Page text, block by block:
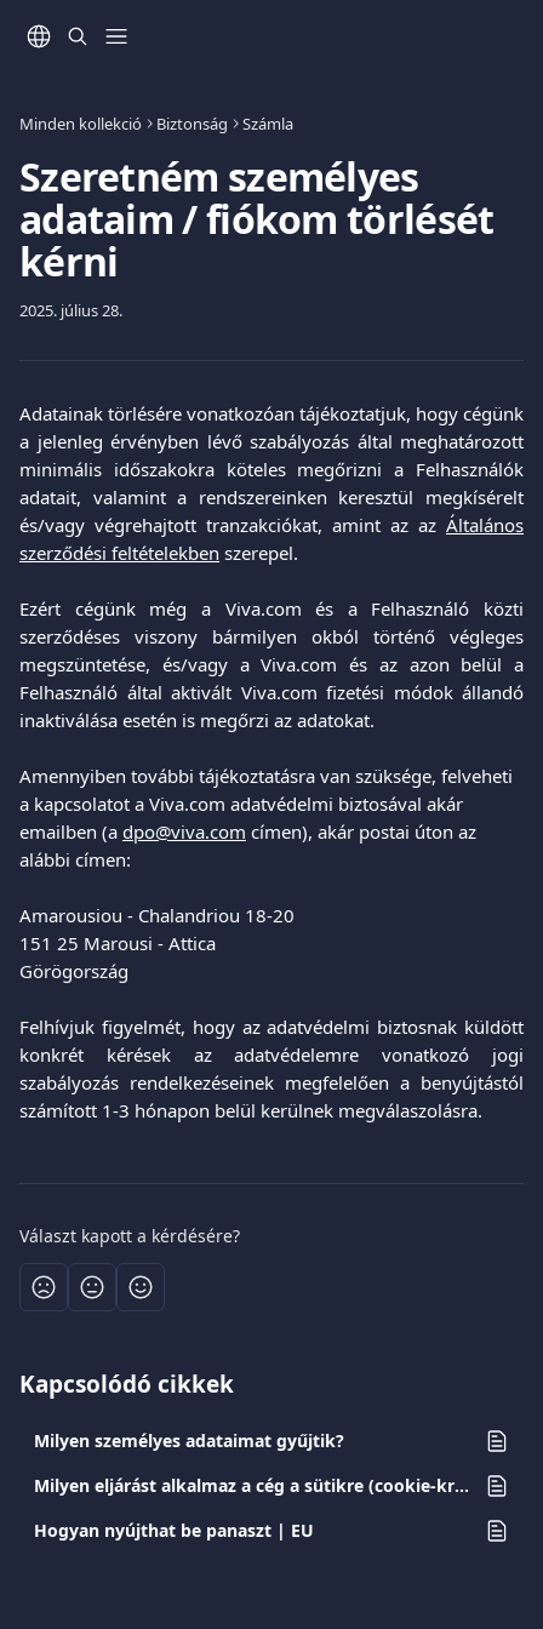
Minden kollekció Biztonság Számla
Szeretném személyes
adataim / fiókom törlését
kérni
2025. július 28.
Adatainak törlésére vonatkozóan tájékoztatjuk, hogy cégünk
a jelenleg érvényben lévő szabályozás által meghatározott
minimális időszakokra köteles megőrizni a Felhasználók
adatait, valamint a rendszereinken keresztül megkísérelt
és/vagy végrehajtott tranzakciókat, amint az az Általános
szerződési feltételekben szerepel.
Ezért cégünk még a Viva.com és a Felhasználó közti
szerződéses viszony bármilyen okból történő végleges
megszüntetése, és/vagy a Viva.com és az azon belül a
Felhasználó által aktivált Viva.com fizetési módok állandó
inaktiválása esetén is megőrzi az adatokat.
Amennyiben további tájékoztatásra van szüksége, felveheti
a kapcsolatot a Viva.com adatvédelmi biztosával akár
emailben (a dpo@viva.com címen), akár postai úton az
alábbi címen:
Amarousiou - Chalandriou 18-20
151 25 Marousi - Attica
Görögország
Felhívjuk figyelmét, hogy az adatvédelmi biztosnak küldött
konkrét kérések az adatvédelemre vonatkozó jogi
szabályozás rendelkezéseinek megfelelően a benyújtástól
számított 1-3 hónapon belül kerülnek megválaszolásra.
Választ kapott a kérdésére?
Kapcsolódó cikkek
Milyen személyes adataimat gyűjtik?
Milyen eljárást alkalmaz a cég a sütikre (cookie-kra) vonatkozóan?
Hogyan nyújthat be panaszt | EU